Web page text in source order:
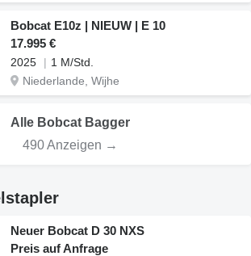
Bobcat E10z | NIEUW | E 10
17.995 €
2025
1 M/Std.
Niederlande, Wijhe
Alle Bobcat Bagger
490 Anzeigen →
Neuer Bobcat D 30 NXS
Preis auf Anfrage